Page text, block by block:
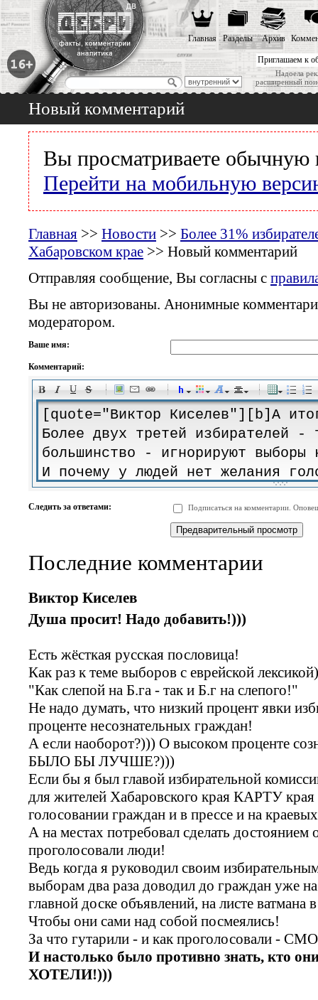
Приглашаем к
Надоела
расширенный
Главная Разделы Архив
Новый комментарий
Вы просматриваете обычную
Перейти на мобильную
Главная >> Новости >> Более 31%
Хабаровском крае >> Новый комментарий
Отправляя сообщение, Вы согласны с
Вы не авторизованы. Анонимные
модератором.
Ваше имя:
Комментарий:
-
-
-
-
-
-
-
-
-
-
-
-
-
-
-
-
-
-
-
-
-
-
-
-
Следить за ответами: Подписаться на комментарии.
Последние комментарии
Виктор Киселев
Душа просит! Надо добавить!)))
Есть жёсткая русская пословица!
Как раз к теме выборов с еврейской
"Как слепой на Б.га - так и Б.г на слепого!"
Не надо думать, что низкий процент явки
проценте несознательных граждан!
А если наоборот?))) О высоком проценте
БЫЛО БЫ ЛУЧШЕ?)))
Если бы я был главой избирательной
для жителей Хабаровского края КАРТУ
голосовании граждан и в прессе и на
А на местах потребовал сделать достоянием
проголосовали люди!
Ведь когда я руководил своим
выборам два раза доводил до граждан уже
главной доске объявлений, на листе
Чтобы они сами над собой посмеялись!
За что гутарили - и как проголосовали -
И настолько было противно знать, кто
ХОТЕЛИ!)))